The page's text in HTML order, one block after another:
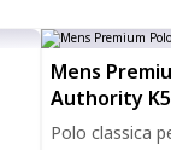
Mens
Authority
Polo classica